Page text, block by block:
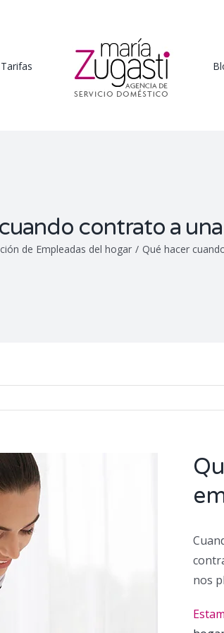
Tarifas
contrato a
de Empleadas del hogar / Qué hacer
nos